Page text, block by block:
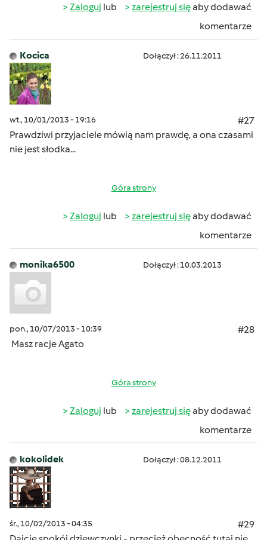
Zaloguj lub zarejestruj sięaby dodawać
komentarze
Kocica Dołączył : 26.11.2011
wt., 10/01/2013 - 19:16
#27
Prawdziwi przyjaciele mówią nam prawdę, a ona czasami
nie jest słodka...
Góra strony
Zaloguj lub zarejestruj sięaby dodawać
komentarze
monika6500 Dołączył : 10.03.2013
pon., 10/07/2013 - 10:39
#28
Masz racje Agato
Góra strony
Zaloguj lub zarejestruj sięaby dodawać
komentarze
kokolidek Dołączył : 08.12.2011
śr., 10/02/2013 - 04:35
#29